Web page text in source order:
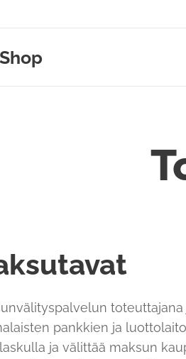
toteuttajana
pankkien ja
ja välittää maksun